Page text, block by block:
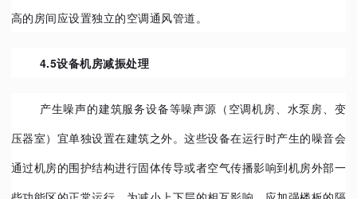
高的房间应设置独立的空调通风管道。
4.5设备机房减振处理
产生噪声的建筑服务设备等噪声源（空调机房、水泵房、变
压器室）宜单独设置在建筑之外。这些设备在运行时产生的噪音会
通过机房的围护结构进行固体传导或者空气传播影响到机房外部一